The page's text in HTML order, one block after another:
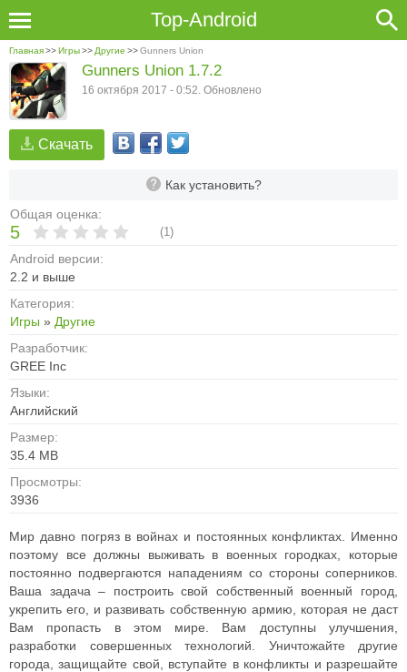
Top-Android
Главная>>Игры>> Другие >>Gunners Union
Скачать
Как установить?
Общая оценка:
5 (1)
Android версии:
2.2 и выше
Категория:
Игры » Другие
Разработчик:
GREE Inc
Языки:
Английский
Размер:
35.4 MB
Просмотры:
3936
Gunners Union 1.7.2
16 октября 2017 - 0:52. Обновлено
Мир давно погряз в войнах и постоянных конфликтах. Именно
поэтому все должны выживать в военных городках, которые
постоянно подвергаются нападениям со стороны соперников.
Ваша задача – построить свой собственный военный город,
укрепить его, и развивать собственную армию, которая не даст
Вам пропасть в этом мире. Вам доступны улучшения,
разработки совершенных технологий. Уничтожайте другие
города, защищайте свой, вступайте в конфликты и разрешайте